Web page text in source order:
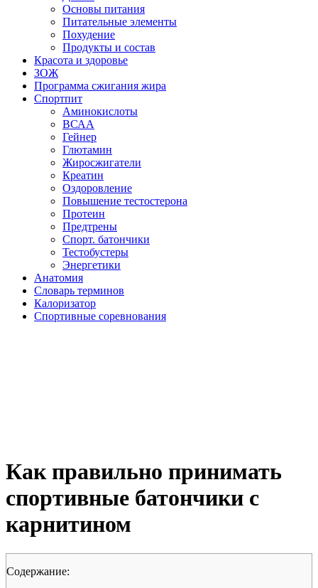
Основы питания
Питательные элементы
Похудение
Продукты и состав
Красота и здоровье
ЗОЖ
Программа сжигания жира
Спортпит
Аминокислоты
ВСАА
Гейнер
Глютамин
Жиросжигатели
Креатин
Оздоровление
Повышение тестостерона
Протеин
Предтрены
Спорт. батончики
Тестобустеры
Энергетики
Анатомия
Словарь терминов
Калоризатор
Спортивные соревнования
Как правильно принимать
спортивные батончики с
карнитином
Cодержание: